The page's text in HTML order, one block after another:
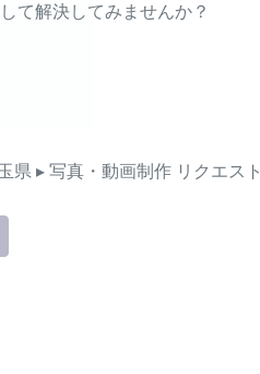
て解決してみませんか？
県 ▸ 写真・動画制作 リクエスト